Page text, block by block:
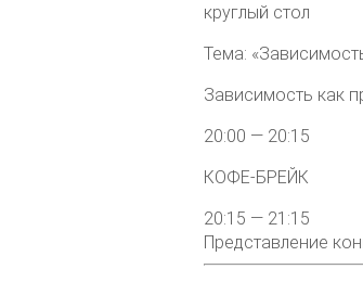
круглый стол
Тема:
Зависимость как
20:00 — 20:15
КОФЕ-БРЕЙК
20:15 — 21:15
Представление